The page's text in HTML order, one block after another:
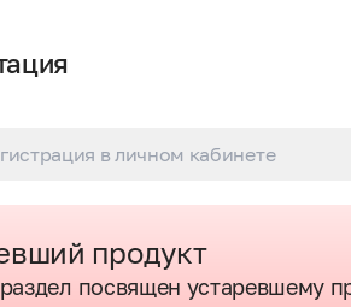
продукт
посвящен устаревшему